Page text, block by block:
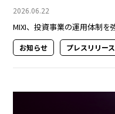
2026.06.22
MIXI、投資事業の運用体制を
お知らせ プレスリリース